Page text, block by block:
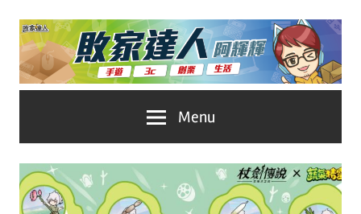
Skip
content
家
達
No.1
遊
戲
科
Menu